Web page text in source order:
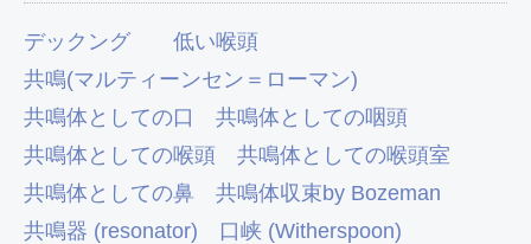
デックング
低い喉頭
共鳴(マルティーンセン＝ローマン)
共鳴体としての口
共鳴体としての咽頭
共鳴体としての喉頭
共鳴体としての喉頭室
共鳴体としての鼻
共鳴体収束by Bozeman
共鳴器 (resonator)
口峡 (Witherspoon)